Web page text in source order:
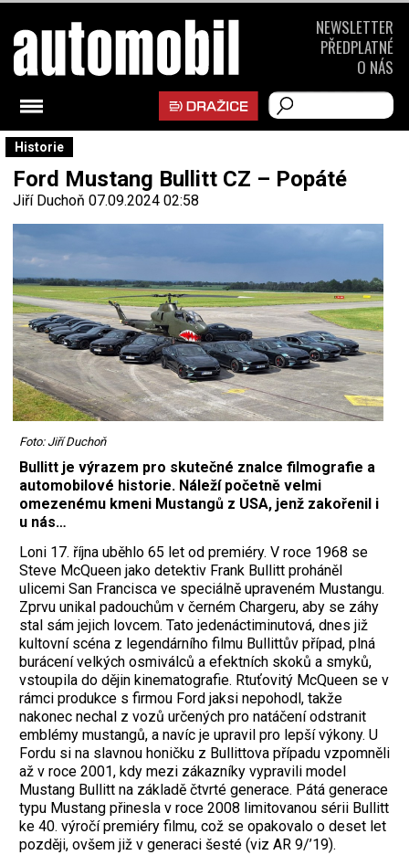
Historie
Ford Mustang Bullitt CZ – Popáté
Jiří Duchoň 07.09.2024 02:58
Foto: Jiří Duchoň
Bullitt je výrazem pro skutečné znalce filmografie a
automobilové historie. Náleží početně velmi
omezenému kmeni Mustangů z USA, jenž zakořenil i
u nás…
Loni 17. října uběhlo 65 let od premiéry. V roce 1968 se
Steve McQueen jako detektiv Frank Bullitt proháněl
ulicemi San Francisca ve speciálně upraveném Mustangu.
Zprvu unikal padouchům v černém Chargeru, aby se záhy
stal sám jejich lovcem. Tato jedenáctiminutová, dnes již
kultovní scéna z legendárního filmu Bullittův případ, plná
burácení velkých osmiválců a efektních skoků a smyků,
vstoupila do dějin kinematografie. Rtuťovitý McQueen se v
rámci produkce s firmou Ford jaksi nepohodl, takže
nakonec nechal z vozů určených pro natáčení odstranit
emblémy mustangů, a navíc je upravil pro lepší výkony. U
Fordu si na slavnou honičku z Bullittova případu vzpomněli
až v roce 2001, kdy mezi zákazníky vypravili model
Mustang Bullitt na základě čtvrté generace. Pátá generace
typu Mustang přinesla v roce 2008 limitovanou sérii Bullitt
ke 40. výročí premiéry filmu, což se opakovalo o deset let
později, ovšem již v generaci šesté (viz AR 9/’19).
NEWSLETTER
PŘEDPLATNÉ
O NÁS